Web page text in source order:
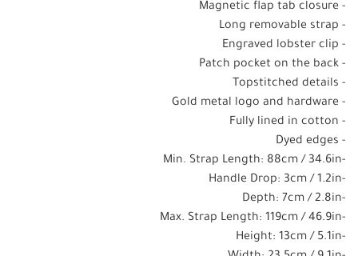
- Magnetic flap tab closure
- Long removable strap
- Engraved lobster clip
- Patch pocket on the back
- Topstitched details
- Gold metal logo and hardware
- Fully lined in cotton
- Dyed edges
-Min. Strap Length: 88cm / 34.6in
-Handle Drop: 3cm / 1.2in
-Depth: 7cm / 2.8in
-Max. Strap Length: 119cm / 46.9in
-Height: 13cm / 5.1in